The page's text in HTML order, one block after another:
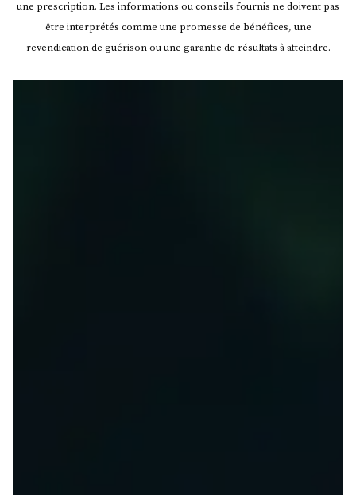
une prescription. Les informations ou conseils fournis ne doivent pas
être interprétés comme une promesse de bénéfices, une
revendication de guérison ou une garantie de résultats à atteindre.